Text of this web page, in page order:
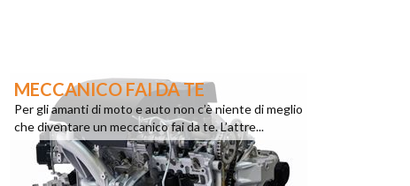
MECCANICO FAI DA TE
Per gli amanti di moto e auto non c’è niente di meglio
che diventare un meccanico fai da te. L’attre...